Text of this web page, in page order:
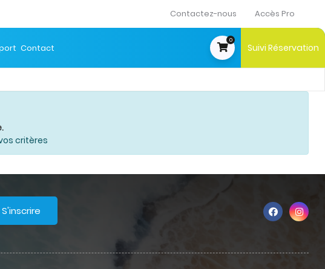
Contactez-nous Accès Pro
Contact
0
Suivi Réservation
critères
S'inscrire